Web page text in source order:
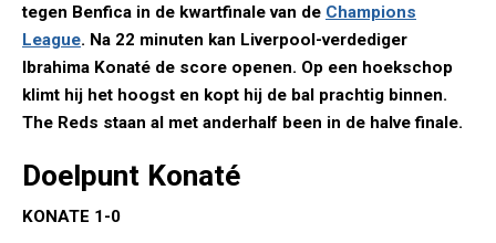
tegen Benfica in de kwartfinale van de Champions
League. Na 22 minuten kan Liverpool-verdediger
Ibrahima Konaté de score openen. Op een hoekschop
klimt hij het hoogst en kopt hij de bal prachtig binnen.
The Reds staan al met anderhalf been in de halve finale.
Doelpunt Konaté
KONATE 1-0